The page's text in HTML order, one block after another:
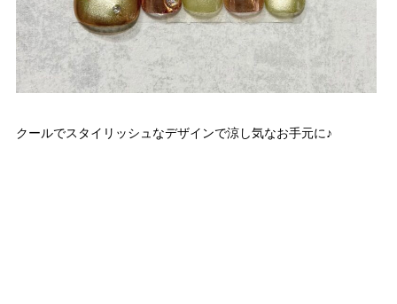
クールでスタイリッシュなデザインで涼し気なお手元に♪